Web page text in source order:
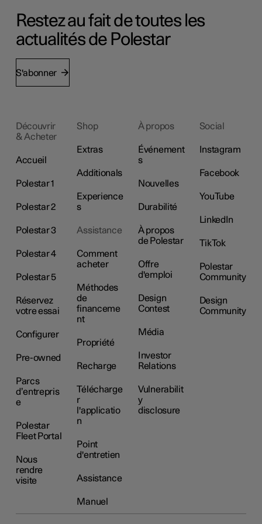
Restez au fait de toutes les
actualités de Polestar
S'abonner
Découvrir
& Acheter
Accueil
Polestar 1
Polestar 2
Polestar 3
Polestar 4
Polestar 5
Réservez
votre essai
Configurer
Pre-owned
Parcs
d’entrepris
e
Polestar
Fleet Portal
Nous
rendre
visite
Shop
Extras
Additionals
Experience
s
Assistance
Comment
acheter
Méthodes
de
financeme
nt
Propriété
Recharge
Télécharge
r
l'applicatio
n
Point
d'entretien
Assistance
Manuel
À propos
Événement
s
Nouvelles
Durabilité
À propos
de Polestar
Offre
d'emploi
Design
Contest
Média
Investor
Relations
Vulnerabilit
y
disclosure
Social
Instagram
Facebook
YouTube
LinkedIn
TikTok
Polestar
Community
Design
Community